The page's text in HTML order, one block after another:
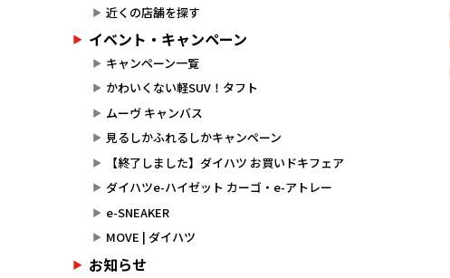
近くの店舗を探す
イベント・キャンペーン
キャンペーン一覧
かわいくない軽SUV！タフト
ムーヴ キャンバス
見るしかふれるしかキャンペーン
【終了しました】ダイハツ お買いドキフェア
ダイハツe-ハイゼット カーゴ・e-アトレー
e-SNEAKER
MOVE | ダイハツ
お知らせ